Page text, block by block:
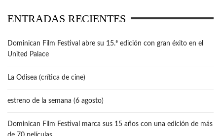
ENTRADAS RECIENTES
Dominican Film Festival abre su 15.ª edición con gran éxito en el
United Palace
La Odisea (crítica de cine)
estreno de la semana (6 agosto)
Dominican Film Festival marca sus 15 años con una edición de más